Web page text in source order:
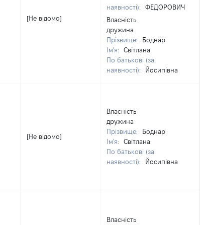
[Не відомо]
наявності):
ФЕДОРОВИЧ
Власність
дружина
Прізвище:
Боднар
Ім'я:
Світлана
По батькові (за
наявності):
Йосипівна
[Не відомо]
Власність
дружина
Прізвище:
Боднар
Ім'я:
Світлана
По батькові (за
наявності):
Йосипівна
Власність